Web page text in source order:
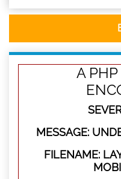
A
MESSAGE:
FILENAME: